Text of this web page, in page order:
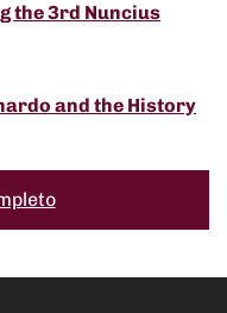
the 3rd Nuncius
and the History